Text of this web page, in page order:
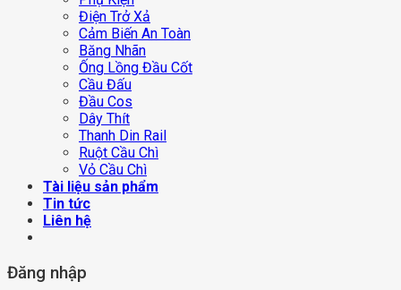
Điện Trở Xả
Cảm Biến An Toàn
Băng Nhãn
Ống Lồng Đầu Cốt
Cầu Đấu
Đầu Cos
Dây Thít
Thanh Din Rail
Ruột Cầu Chì
Vỏ Cầu Chì
Tài liệu sản phẩm
Tin tức
Liên hệ
Đăng nhập